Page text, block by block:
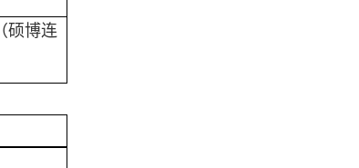
（硕博连